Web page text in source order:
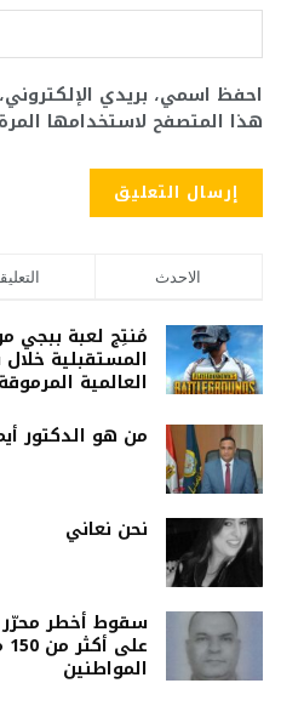
احفظ اسمي، بريدي
هذا المتصفح لاستخدامها
الاحدث
مُنتِج لعبة
المستقبلية
العالمية المرموقة
من هو الدكتور
نحن نعاني
سقوط أخطر
المواطنين